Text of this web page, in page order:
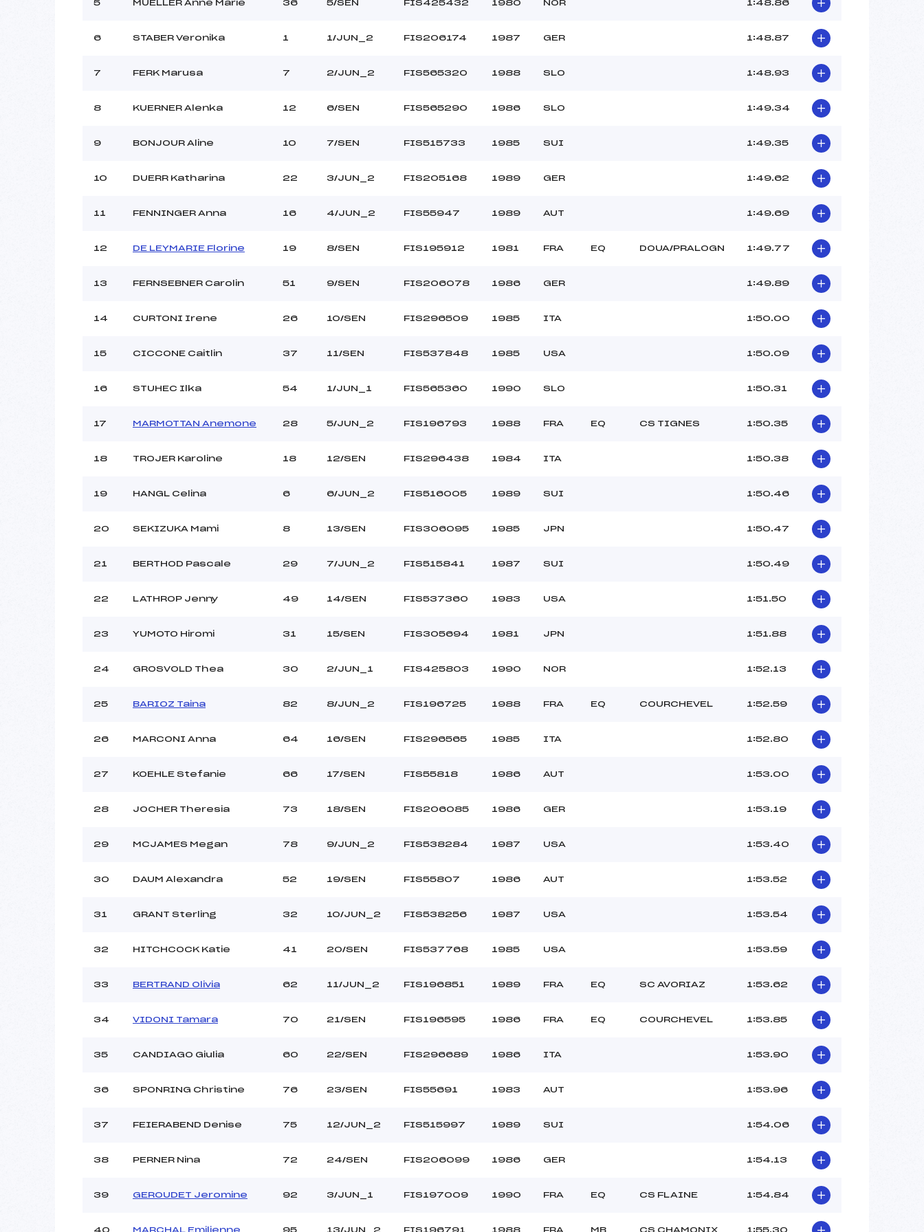
Pénalité appliquée :
6.0000
5 MUELLER Anne Marie 36 5/SEN FIS425432 1980 NOR 1:48.86
6 STABER Veronika 1 1/JUN_2 FIS206174 1987 GER 1:48.87
7 FERK Marusa 7 2/JUN_2 FIS565320 1988 SLO 1:48.93
8 KUERNER Alenka 12 6/SEN FIS565290 1986 SLO 1:49.34
9 BONJOUR Aline 10 7/SEN FIS515733 1985 SUI 1:49.35
10 DUERR Katharina 22 3/JUN_2 FIS205168 1989 GER 1:49.62
11 FENNINGER Anna 16 4/JUN_2 FIS55947 1989 AUT 1:49.69
12 DE LEYMARIE Florine 19 8/SEN FIS195912 1981 FRA EQ DOUA/PRALOGN 1:49.77
13 FERNSEBNER Carolin 51 9/SEN FIS206078 1986 GER 1:49.89
14 CURTONI Irene 26 10/SEN FIS296509 1985 ITA 1:50.00
15 CICCONE Caitlin 37 11/SEN FIS537848 1985 USA 1:50.09
16 STUHEC Ilka 54 1/JUN_1 FIS565360 1990 SLO 1:50.31
17 MARMOTTAN Anemone 28 5/JUN_2 FIS196793 1988 FRA EQ CS TIGNES 1:50.35
18 TROJER Karoline 18 12/SEN FIS296438 1984 ITA 1:50.38
19 HANGL Celina 6 6/JUN_2 FIS516005 1989 SUI 1:50.46
20 SEKIZUKA Mami 8 13/SEN FIS306095 1985 JPN 1:50.47
21 BERTHOD Pascale 29 7/JUN_2 FIS515841 1987 SUI 1:50.49
22 LATHROP Jenny 49 14/SEN FIS537360 1983 USA 1:51.50
23 YUMOTO Hiromi 31 15/SEN FIS305694 1981 JPN 1:51.88
24 GROSVOLD Thea 30 2/JUN_1 FIS425803 1990 NOR 1:52.13
25 BARIOZ Taina 82 8/JUN_2 FIS196725 1988 FRA EQ COURCHEVEL 1:52.59
26 MARCONI Anna 64 16/SEN FIS296565 1985 ITA 1:52.80
27 KOEHLE Stefanie 66 17/SEN FIS55818 1986 AUT 1:53.00
28 JOCHER Theresia 73 18/SEN FIS206085 1986 GER 1:53.19
29 MCJAMES Megan 78 9/JUN_2 FIS538284 1987 USA 1:53.40
30 DAUM Alexandra 52 19/SEN FIS55807 1986 AUT 1:53.52
31 GRANT Sterling 32 10/JUN_2 FIS538256 1987 USA 1:53.54
32 HITCHCOCK Katie 41 20/SEN FIS537768 1985 USA 1:53.59
33 BERTRAND Olivia 62 11/JUN_2 FIS196851 1989 FRA EQ SC AVORIAZ 1:53.62
34 VIDONI Tamara 70 21/SEN FIS196595 1986 FRA EQ COURCHEVEL 1:53.85
35 CANDIAGO Giulia 60 22/SEN FIS296689 1986 ITA 1:53.90
36 SPONRING Christine 76 23/SEN FIS55691 1983 AUT 1:53.96
37 FEIERABEND Denise 75 12/JUN_2 FIS515997 1989 SUI 1:54.06
38 PERNER Nina 72 24/SEN FIS206099 1986 GER 1:54.13
39 GEROUDET Jeromine 92 3/JUN_1 FIS197009 1990 FRA EQ CS FLAINE 1:54.84
40 MARCHAL Emilienne 95 13/JUN_2 FIS196791 1988 FRA MB CS CHAMONIX 1:55.30